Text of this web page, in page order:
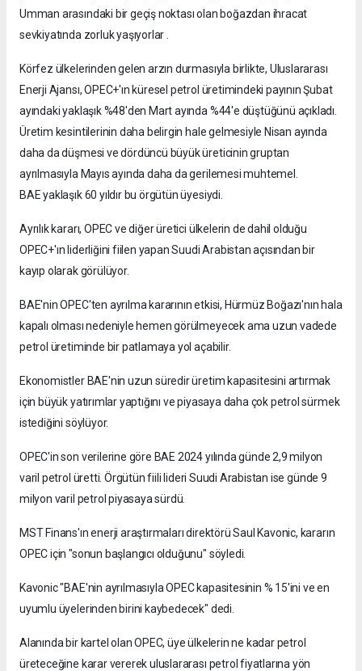
Umman arasındaki bir geçiş noktası olan boğazdan ihracat
sevkiyatında zorluk yaşıyorlar .
Körfez ülkelerinden gelen arzın durmasıyla birlikte, Uluslararası
Enerji Ajansı, OPEC+'ın küresel petrol üretimindeki payının Şubat
ayındaki yaklaşık %48'den Mart ayında %44'e düştüğünü açıkladı.
Üretim kesintilerinin daha belirgin hale gelmesiyle Nisan ayında
daha da düşmesi ve dördüncü büyük üreticinin gruptan
ayrılmasıyla Mayıs ayında daha da gerilemesi muhtemel.
BAE yaklaşık 60 yıldır bu örgütün üyesiydi.
Ayrılık kararı, OPEC ve diğer üretici ülkelerin de dahil olduğu
OPEC+'ın liderliğini fiilen yapan Suudi Arabistan açısından bir
kayıp olarak görülüyor.
BAE'nin OPEC'ten ayrılma kararının etkisi, Hürmüz Boğazı'nın hala
kapalı olması nedeniyle hemen görülmeyecek ama uzun vadede
petrol üretiminde bir patlamaya yol açabilir.
Ekonomistler BAE'nin uzun süredir üretim kapasitesini artırmak
için büyük yatırımlar yaptığını ve piyasaya daha çok petrol sürmek
istediğini söylüyor.
OPEC'in son verilerine göre BAE 2024 yılında günde 2,9 milyon
varil petrol üretti. Örgütün fiili lideri Suudi Arabistan ise günde 9
milyon varil petrol piyasaya sürdü.
MST Finans'ın enerji araştırmaları direktörü Saul Kavonic, kararın
OPEC için "sonun başlangıcı olduğunu" söyledi.
Kavonic "BAE'nin ayrılmasıyla OPEC kapasitesinin % 15'ini ve en
uyumlu üyelerinden birini kaybedecek" dedi.
Alanında bir kartel olan OPEC, üye ülkelerin ne kadar petrol
üreteceğine karar vererek uluslararası petrol fiyatlarına yön